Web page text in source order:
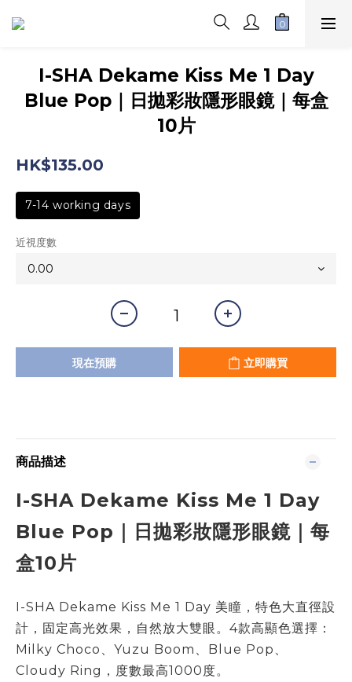
I-SHA Dekame Kiss Me 1 Day
Blue Pop｜日拋彩妝隱形眼鏡｜每盒
10片
HK$135.00
7-14 working days
近視度數
現在預購 立即購買
商品描述
I-SHA Dekame Kiss Me 1 Day
Blue Pop｜日拋彩妝隱形眼鏡｜每
盒10片
I-SHA Dekame Kiss Me 1 Day 美瞳，特色大直徑設
計，固定高光效果，自然放大雙眼。4款高顯色選擇：
Milky Choco、Yuzu Boom、Blue Pop、
Cloudy Ring，度數最高1000度。